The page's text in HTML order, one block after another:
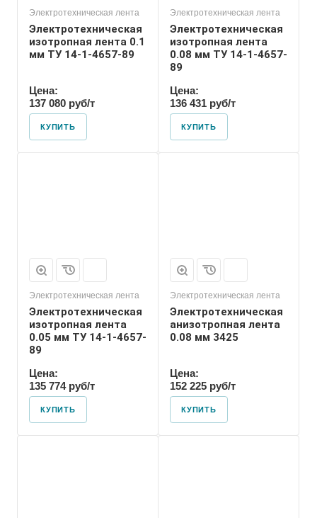
Электротехническая лента
Электротехническая
изотропная лента 0.1
мм ТУ 14-1-4657-89
Цена:
137 080 руб/т
КУПИТЬ
Электротехническая лента
Электротехническая
изотропная лента
0.08 мм ТУ 14-1-4657-
89
Цена:
136 431 руб/т
КУПИТЬ
Электротехническая лента
Электротехническая
изотропная лента
0.05 мм ТУ 14-1-4657-
89
Цена:
135 774 руб/т
КУПИТЬ
Электротехническая лента
Электротехническая
анизотропная лента
0.08 мм 3425
Цена:
152 225 руб/т
КУПИТЬ